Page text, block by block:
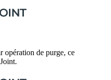
opération de purge, ce